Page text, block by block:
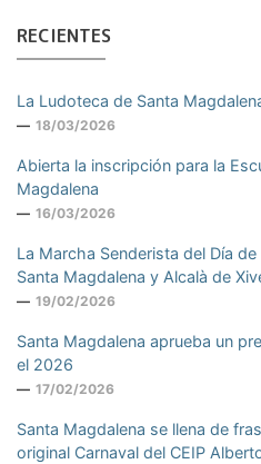
RECIENTES
La Ludoteca de Santa
18/03/2026
Abierta la inscripción para la
Magdalena
16/03/2026
La Marcha Senderista del Día
Santa Magdalena y Alcalà de
19/02/2026
Santa Magdalena aprueba un
el 2026
17/02/2026
Santa Magdalena se llena de
original Carnaval del CEIP